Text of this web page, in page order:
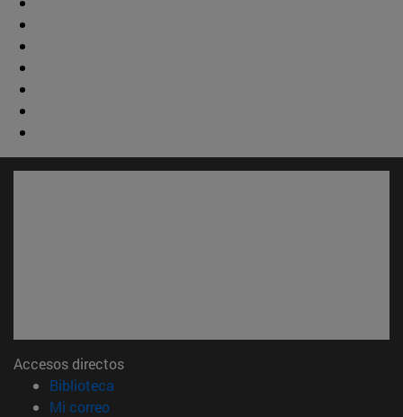
Accesos directos
Biblioteca
Mi correo(abre en nueva ventana)